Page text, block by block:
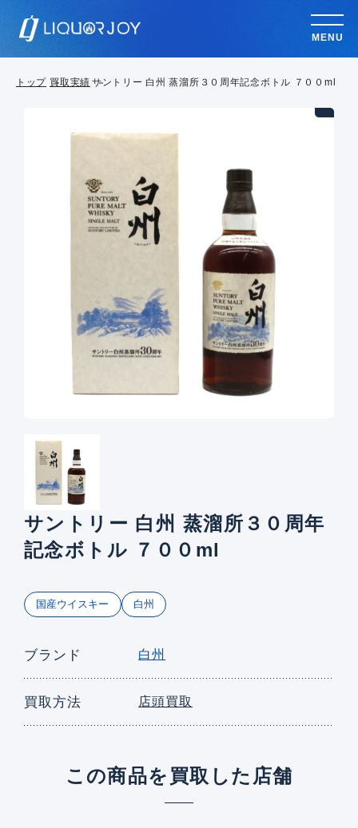
MENU
トップ 買取実績 サントリー 白州 蒸溜所３０周年記念ボトル ７００ml
サントリー 白州 蒸溜所３０周年
記念ボトル ７００ml
国産ウイスキー 白州
ブランド 白州
買取方法 店頭買取
この商品を買取した店舗